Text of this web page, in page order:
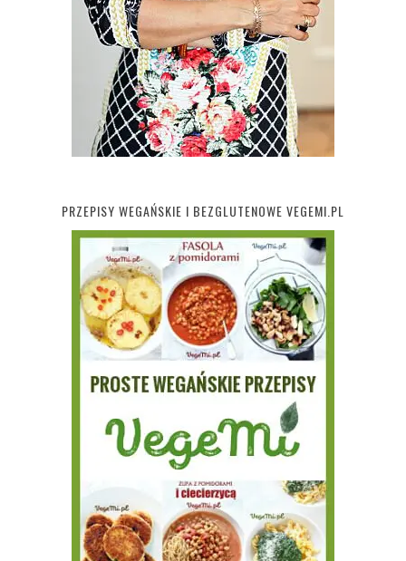
PRZEPISY WEGAŃSKIE I BEZGLUTENOWE VEGEMI.PL